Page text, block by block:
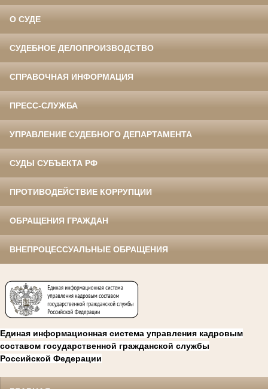
О СУДЕ
СУДЕБНОЕ ДЕЛОПРОИЗВОДСТВО
СПРАВОЧНАЯ ИНФОРМАЦИЯ
ПРЕСС-СЛУЖБА
УПРАВЛЕНИЕ СУДЕБНОГО ДЕПАРТАМЕНТА
СУДЫ СУБЪЕКТА РФ
ПРОТИВОДЕЙСТВИЕ КОРРУПЦИИ
ОБРАЩЕНИЯ ГРАЖДАН
ВНЕПРОЦЕССУАЛЬНЫЕ ОБРАЩЕНИЯ
Единая информационная система управления кадровым
составом государственной гражданской службы
Российской Федерации